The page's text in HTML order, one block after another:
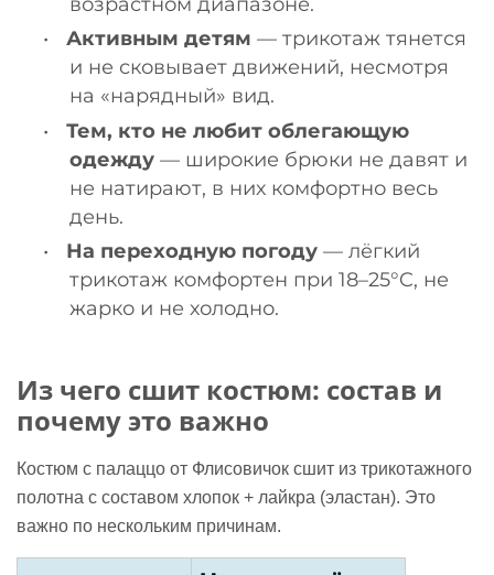
•
Активным детям — трикотаж тянется
и не сковывает движений, несмотря
на «нарядный» вид.
•
Тем, кто не любит облегающую
одежду — широкие брюки не давят и
не натирают, в них комфортно весь
день.
•
На переходную погоду — лёгкий
трикотаж комфортен при 18–25°C, не
жарко и не холодно.
Из чего сшит костюм: состав и
почему это важно
Костюм с палаццо от Флисовичок сшит из трикотажного
полотна с составом хлопок + лайкра (эластан). Это
важно по нескольким причинам.